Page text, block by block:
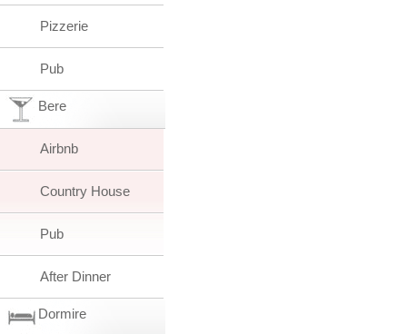
Pizzerie
Pub
Bere
Airbnb
Country House
Pub
After Dinner
Dormire